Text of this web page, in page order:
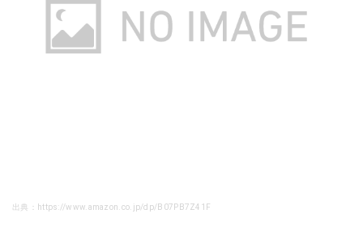
出典：https://www.amazon.co.jp/dp/B07PB7Z41F